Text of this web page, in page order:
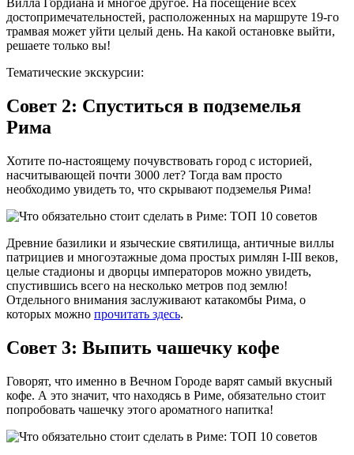
Вилла Гордиана и многое другое. На посещение всех
достопримечательностей, расположенных на маршруте 19-го
трамвая может уйти целый день. На какой остановке выйти,
решаете только вы!
Тематические экскурсии:
Совет 2: Спуститься в подземелья
Рима
Хотите по-настоящему почувствовать город с историей,
насчитывающей почти 3000 лет? Тогда вам просто
необходимо увидеть то, что скрывают подземелья Рима!
Древние базилики и языческие святилища, античные виллы
патрициев и многоэтажные дома простых римлян I-III веков,
целые стадионы и дворцы императоров можно увидеть,
спустившись всего на несколько метров под землю!
Отдельного внимания заслуживают катакомбы Рима, о
которых можно прочитать здесь.
Совет 3: Выпить чашечку кофе
Говорят, что именно в Вечном Городе варят самый вкусный
кофе. А это значит, что находясь в Риме, обязательно стоит
попробовать чашечку этого ароматного напитка!